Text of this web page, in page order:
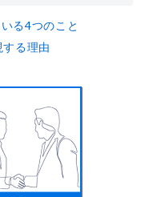
る4つのこと
る理由